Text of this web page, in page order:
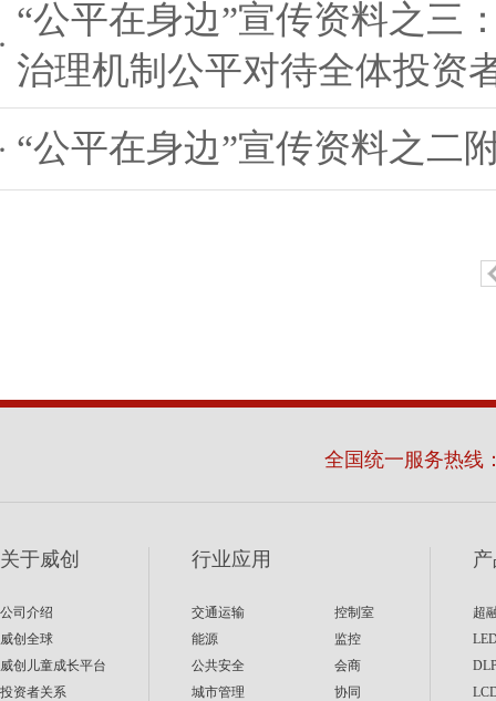
“公平在身边”宣传资料之三
治理机制公平对待全体投资
“公平在身边”宣传资料之二
全国统一服务热线
关于威创
公司介绍
威创全球
威创儿童成长平台
投资者关系
行业应用
交通运输
能源
公共安全
城市管理
控制室
监控
会商
协同
超